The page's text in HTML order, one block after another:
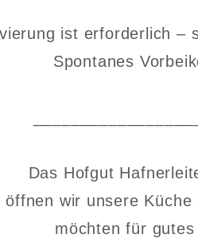
ist erforderlich –
Spontanes
Das Hofgut
öffnen wir unsere
möchten für